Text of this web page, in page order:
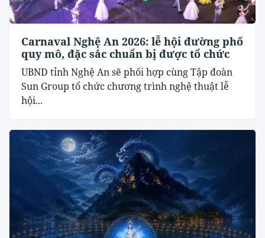
Carnaval Nghệ An 2026: lễ hội đường phố
quy mô, đặc sắc chuẩn bị được tổ chức
UBND tỉnh Nghệ An sẽ phối hợp cùng Tập đoàn
Sun Group tổ chức chương trình nghệ thuật lễ
hội...